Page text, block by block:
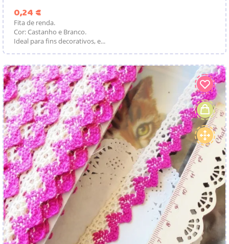
0,24 €
Fita de renda.
Cor: Castanho e Branco.
Ideal para fins decorativos, e...